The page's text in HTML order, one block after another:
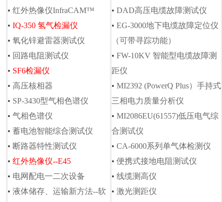
• 红外热像仪InfraCAM™
• IQ-350 氢气检漏仪
• 氧化锌避雷器测试仪
• 回路电阻测试仪
• SF6检漏仪
• 高压核相器
• SP-3430型气相色谱仪
• 气相色谱仪
• 蓄电池智能综合测试仪
• 断路器特性测试仪
• 红外热像仪--E45
• 电网配电一二次设备
• 液体储存、运输新方法--软
• DAD高压电缆故障测试仪
• EG-3000地下电缆故障定位仪
（可带寻踪功能）
• FW-10KV 智能型电缆故障测
距仪
• MI2392 (PowerQ Plus）手持式
三相电力质量分析仪
• MI2086EU(61557)低压电气综
合测试仪
• CA-6000系列单气体检测仪
• 便携式接地电阻测试仪
• 线缆测高仪
• 激光测距仪